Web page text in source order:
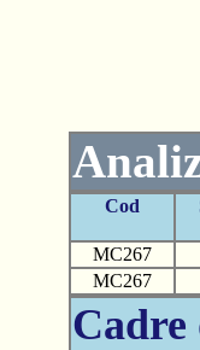
Cod
MC267
MC267